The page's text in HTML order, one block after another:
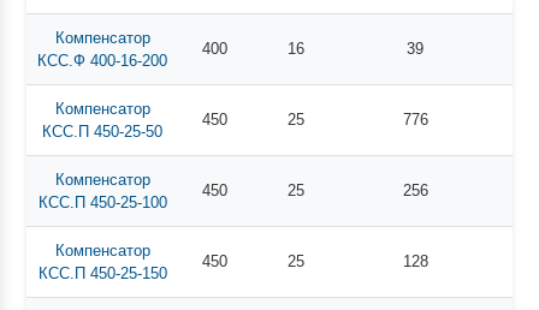
Компенсатор
КСС.Ф 400-16-200
400 16 39
Компенсатор
КСС.П 450-25-50
450 25 776
Компенсатор
КСС.П 450-25-100
450 25 256
Компенсатор
КСС.П 450-25-150
450 25 128